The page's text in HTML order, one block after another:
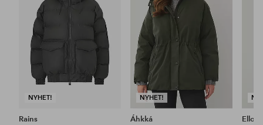
NYHET!
favoriter
Rains
NYHET!
Áhkká
Ellos